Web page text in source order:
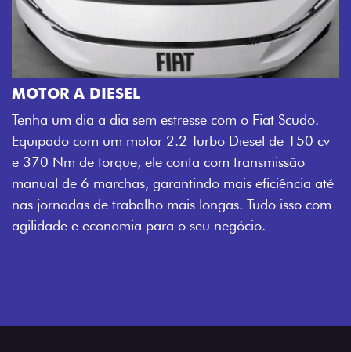
MOTOR A DIESEL
Tenha um dia a dia sem estresse com o Fiat Scudo.
Equipado com um motor 2.2 Turbo Diesel de 150 cv
e 370 Nm de torque, ele conta com transmissão
manual de 6 marchas, garantindo mais eficiência até
nas jornadas de trabalho mais longas. Tudo isso com
agilidade e economia para o seu negócio.